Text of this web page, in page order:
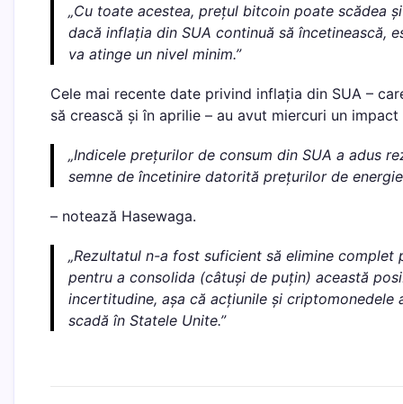
„Cu toate acestea, prețul bitcoin poate scădea
dacă inflația din SUA continuă să încetinească,
va atinge un nivel minim.”
Cele mai recente date privind inflația din SUA –
să crească și în aprilie – au avut miercuri un
„Indicele prețurilor de consum din SUA a adus
semne de încetinire datorită prețurilor de
– notează Hasewaga.
„Rezultatul n-a fost suficient să elimine
pentru a consolida (câtuși de puțin) această
incertitudine, așa că acțiunile și
scadă în Statele Unite.”